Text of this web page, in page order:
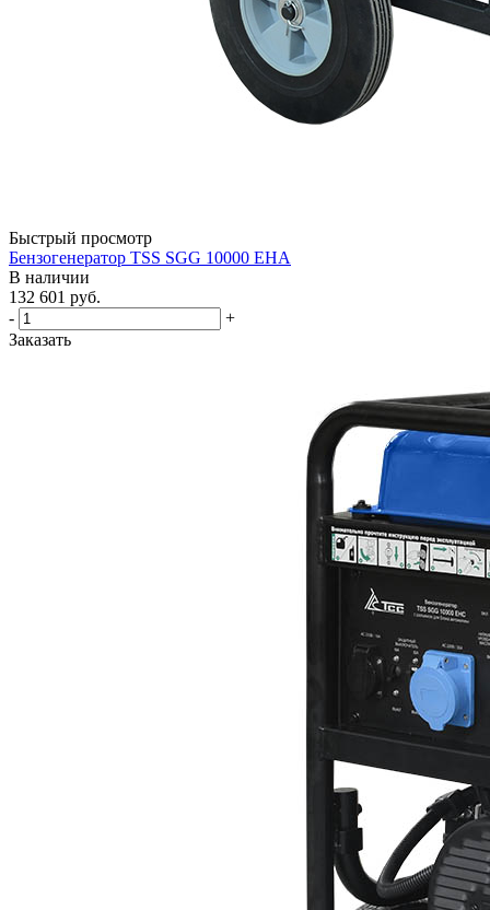
Быстрый просмотр
Бензогенератор TSS SGG 10000 EHA
В наличии
132 601 руб.
-
+
Заказать